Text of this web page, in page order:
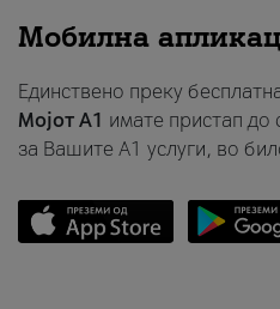
Мобилна
Единствено преку
Мојот A1 имате пристап
за Вашите A1 услуги, во